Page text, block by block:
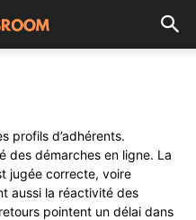
profils d’adhérents.
des démarches en ligne. La
jugée correcte, voire
aussi la réactivité des
pointent un délai dans